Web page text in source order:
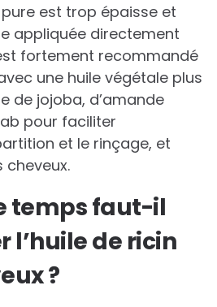
pure est trop épaisse et
appliquée directement
fortement recommandé
une huile végétale plus
de jojoba, d’amande
pour faciliter
et le rinçage, et
cheveux.
temps faut-il
l’huile de ricin
?